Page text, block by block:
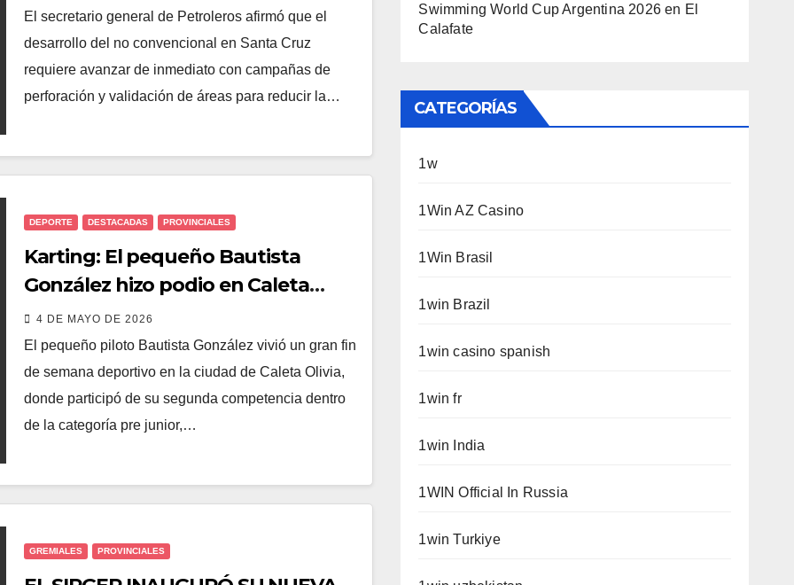
CENTRO DEL DESARROLLO
El secretario general de Petroleros afirmó que el
desarrollo del no convencional en Santa Cruz
requiere avanzar de inmediato con campañas de
perforación y validación de áreas para reducir la…
DEPORTE DESTACADAS PROVINCIALES
Karting: El pequeño Bautista
González hizo podio en Caleta
Olivia
4 DE MAYO DE 2026
El pequeño piloto Bautista González vivió un gran fin
de semana deportivo en la ciudad de Caleta Olivia,
donde participó de su segunda competencia dentro
de la categoría pre junior,…
GREMIALES PROVINCIALES
Swimming World Cup Argentina 2026 en El
Calafate
CATEGORÍAS
1w
1Win AZ Casino
1Win Brasil
1win Brazil
1win casino spanish
1win fr
1win India
1WIN Official In Russia
1win Turkiye